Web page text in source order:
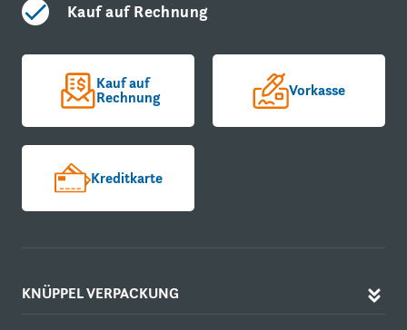
Kauf auf Rechnung
Kauf auf
Rechnung Vorkasse
Kreditkarte
KNÜPPEL VERPACKUNG